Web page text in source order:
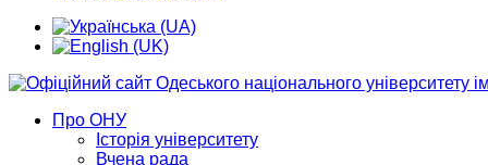
Про ОНУ
Історія університету
Вчена рада